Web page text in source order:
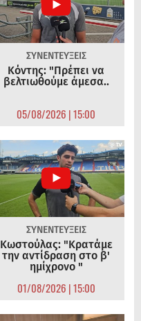
ΣΥΝΕΝΤΕΥΞΕΙΣ
Κόντης: "Πρέπει να
βελτιωθούμε άμεσα..
05/08/2026 | 15:00
ΣΥΝΕΝΤΕΥΞΕΙΣ
Κωστούλας: "Κρατάμε
την αντίδραση στο β'
ημίχρονο "
01/08/2026 | 15:00